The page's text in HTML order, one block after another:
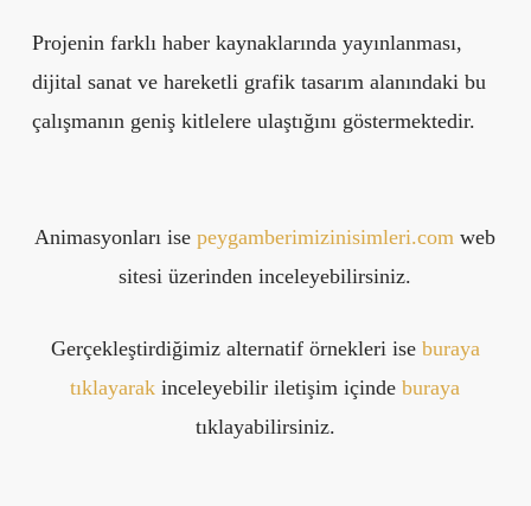
Projenin farklı haber kaynaklarında yayınlanması,
dijital sanat ve hareketli grafik tasarım alanındaki bu
çalışmanın geniş kitlelere ulaştığını göstermektedir.
Animasyonları isepeygamberimizinisimleri.com web
sitesi üzerinden inceleyebilirsiniz.
Gerçekleştirdiğimiz alternatif örnekleri ise buraya
tıklayarak inceleyebilir iletişim içindeburaya
tıklayabilirsiniz.